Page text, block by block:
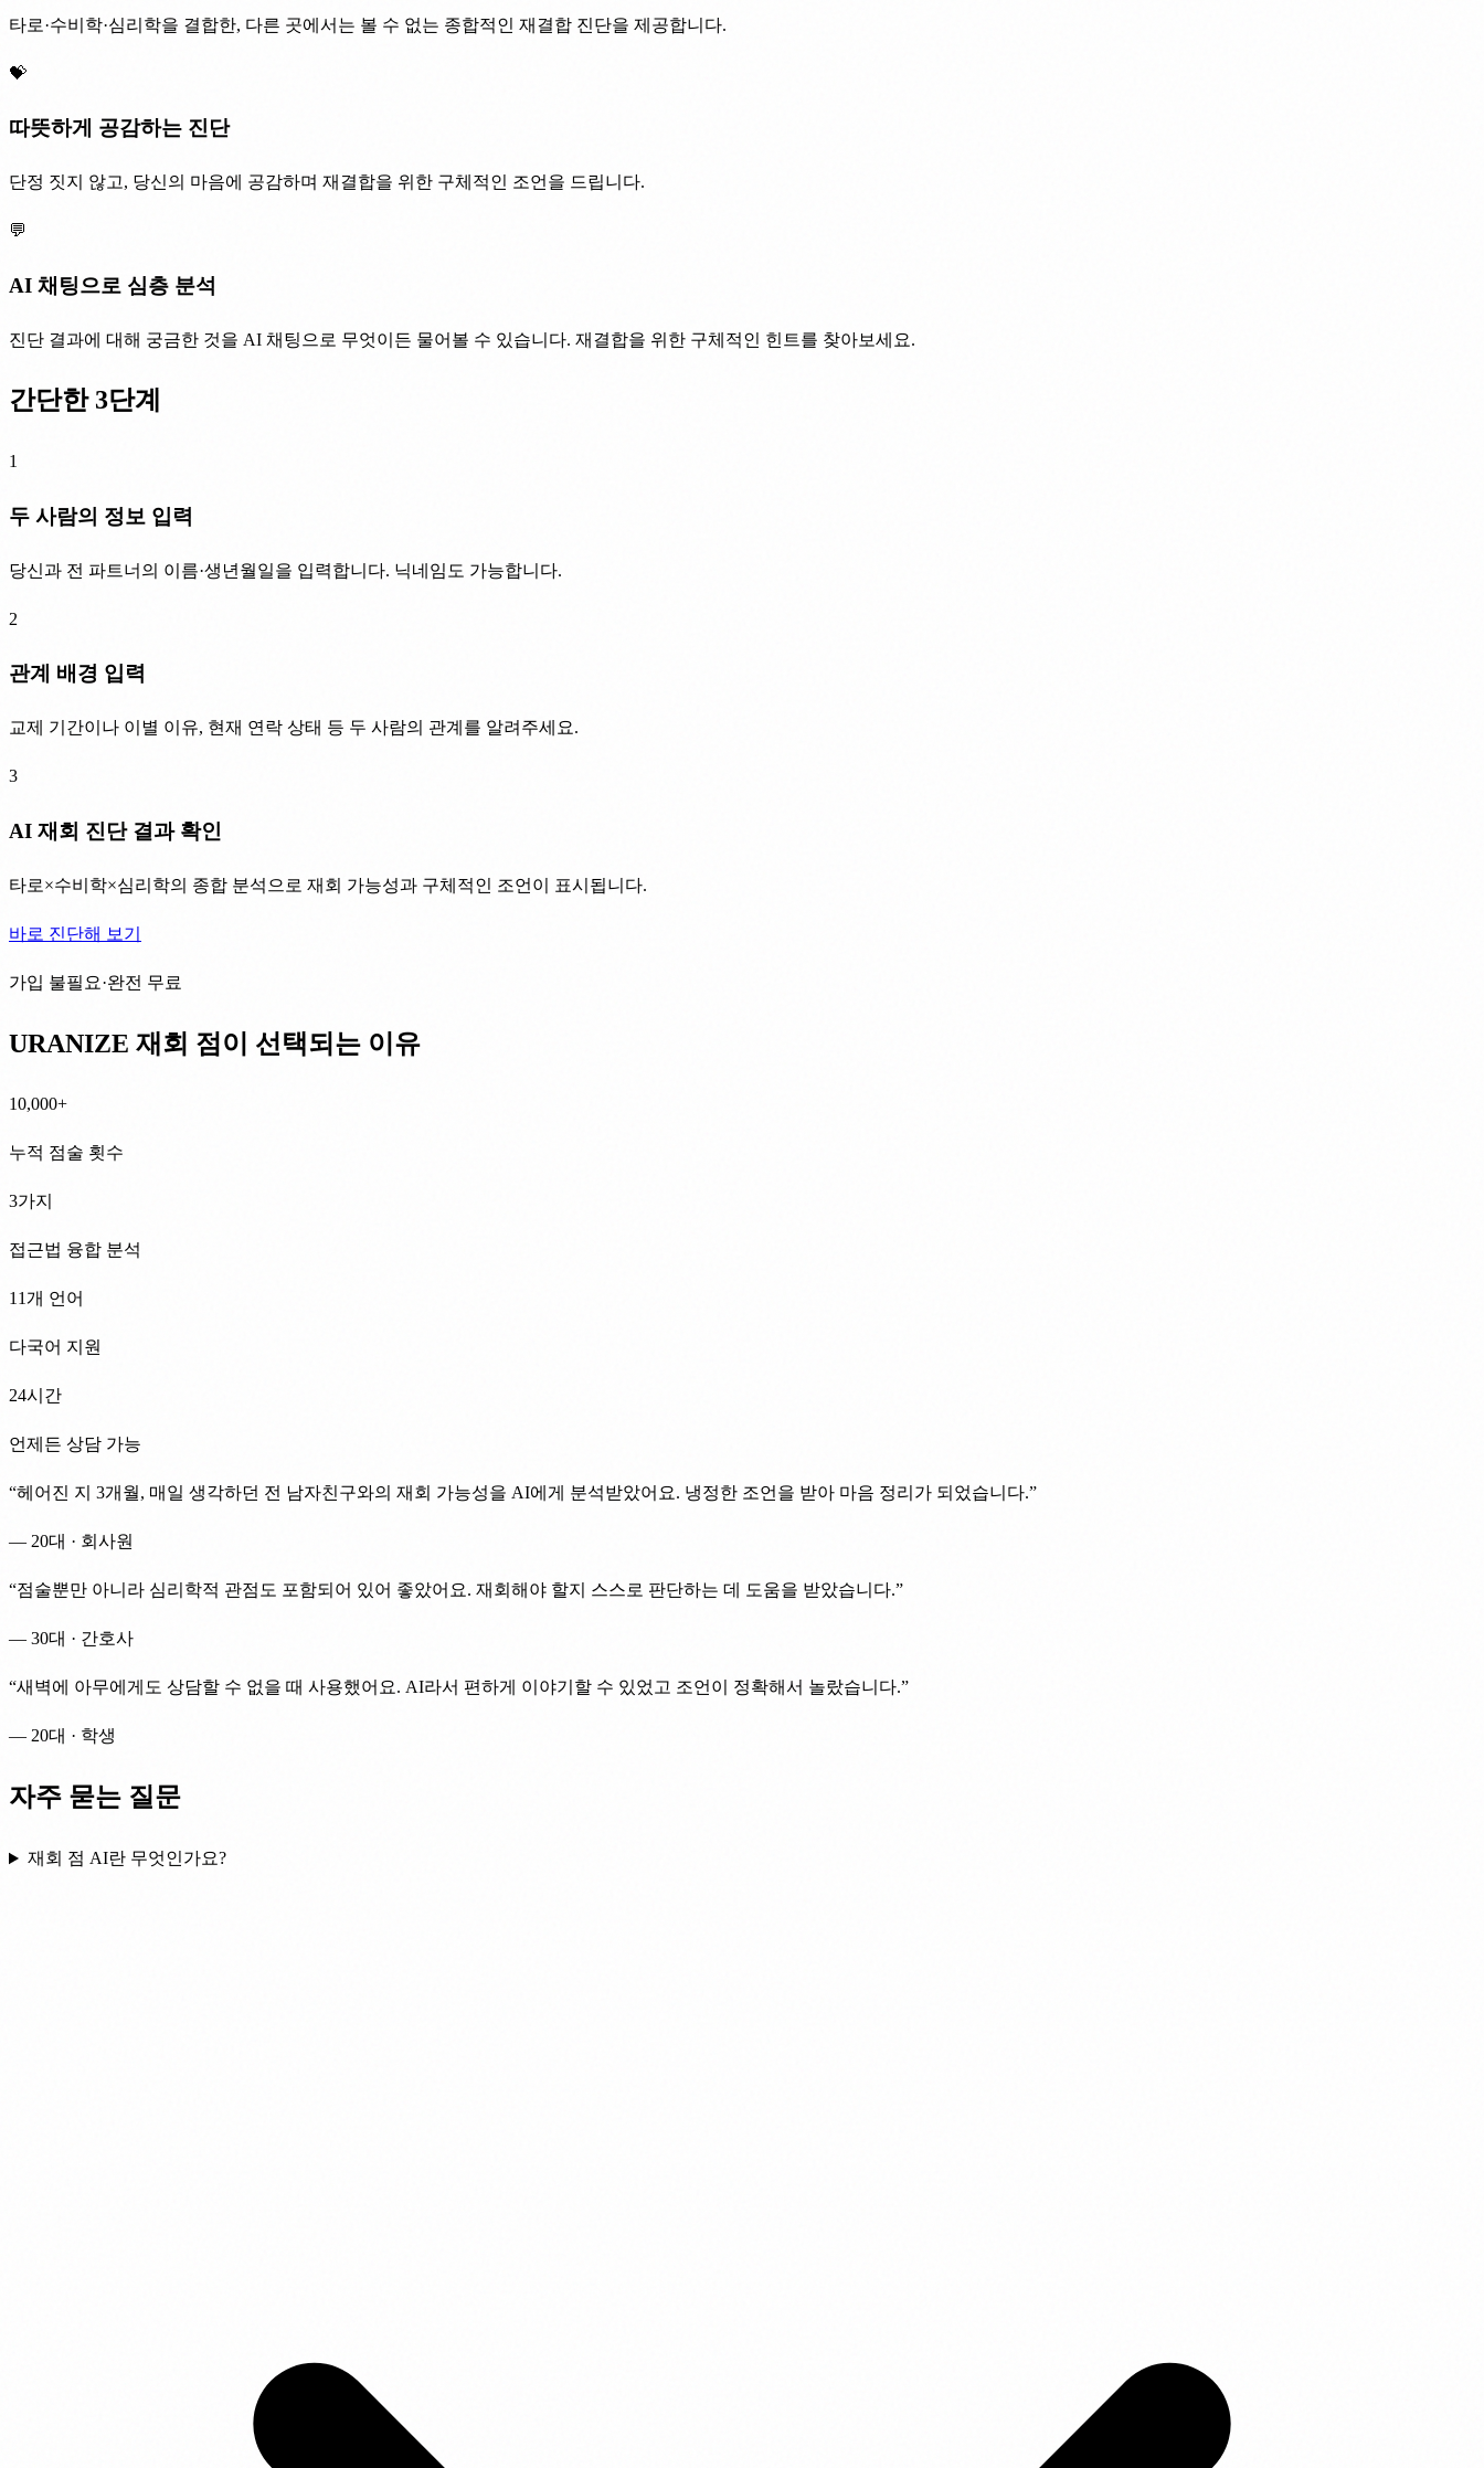
타로·수비학·심리학을 결합한, 다른 곳에서는 볼 수 없는 종합적인 재결합 진단을 제공합니다.
💝
따뜻하게 공감하는 진단
단정 짓지 않고, 당신의 마음에 공감하며 재결합을 위한 구체적인 조언을 드립니다.
💬
AI 채팅으로 심층 분석
진단 결과에 대해 궁금한 것을 AI 채팅으로 무엇이든 물어볼 수 있습니다. 재결합을 위한 구체적인 힌트를 찾아보세요.
간단한 3단계
1
두 사람의 정보 입력
당신과 전 파트너의 이름·생년월일을 입력합니다. 닉네임도 가능합니다.
2
관계 배경 입력
교제 기간이나 이별 이유, 현재 연락 상태 등 두 사람의 관계를 알려주세요.
3
AI 재회 진단 결과 확인
타로×수비학×심리학의 종합 분석으로 재회 가능성과 구체적인 조언이 표시됩니다.
바로 진단해 보기
가입 불필요·완전 무료
URANIZE 재회 점이 선택되는 이유
10,000+
누적 점술 횟수
3가지
접근법 융합 분석
11개 언어
다국어 지원
24시간
언제든 상담 가능
“헤어진 지 3개월, 매일 생각하던 전 남자친구와의 재회 가능성을 AI에게 분석받았어요. 냉정한 조언을 받아 마음 정리가 되었습니다.”
— 20대 · 회사원
“점술뿐만 아니라 심리학적 관점도 포함되어 있어 좋았어요. 재회해야 할지 스스로 판단하는 데 도움을 받았습니다.”
— 30대 · 간호사
“새벽에 아무에게도 상담할 수 없을 때 사용했어요. AI라서 편하게 이야기할 수 있었고 조언이 정확해서 놀랐습니다.”
— 20대 · 학생
자주 묻는 질문
재회 점 AI란 무엇인가요?